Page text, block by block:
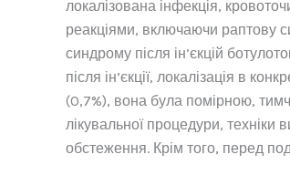
локалізована інфекція,
реакціями, включаючи раптову
синдрому після ін’єкцій
після ін’єкції, локалізація в
(0,7%), вона була помірною,
лікувальної процедури, техніки
обстеження. Крім того, перед